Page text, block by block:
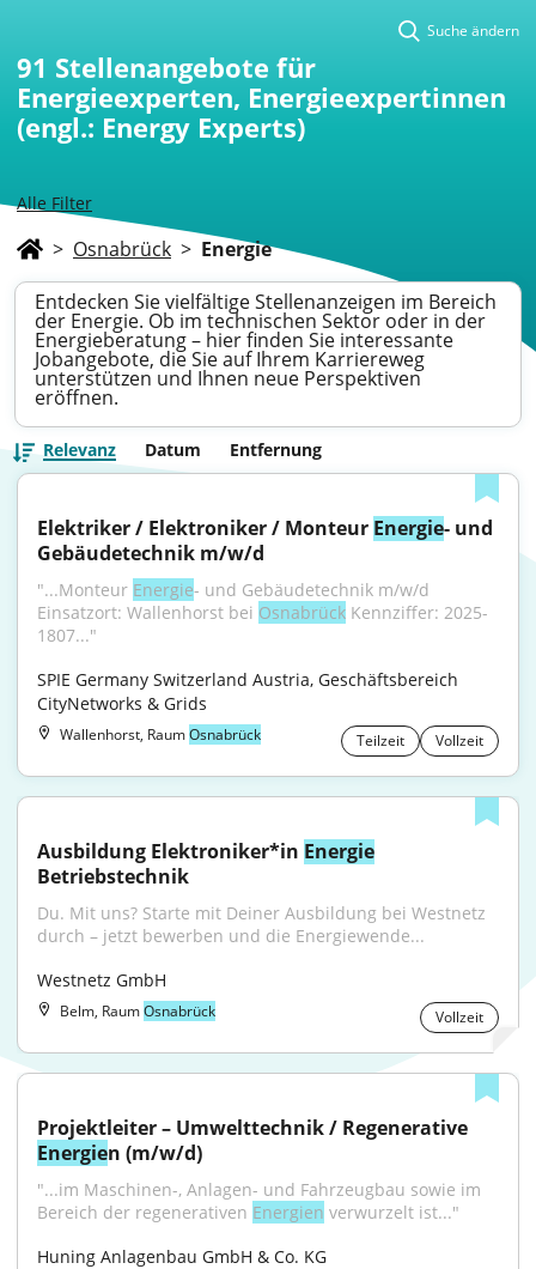
Alle Filter
Suche ändern
91 Stellenangebote für
Energieexperten, Energieexpertinnen
(engl.: Energy Experts)
> Osnabrück > Energie
Entdecken Sie vielfältige Stellenanzeigen im Bereich
der Energie. Ob im technischen Sektor oder in der
Energieberatung – hier finden Sie interessante
Jobangebote, die Sie auf Ihrem Karriereweg
unterstützen und Ihnen neue Perspektiven
eröffnen.
Relevanz Datum Entfernung
Elektriker / Elektroniker / Monteur Energie- und
Gebäudetechnik m/w/d
"...Monteur Energie- und Gebäudetechnik m/w/d
Einsatzort: Wallenhorst bei Osnabrück Kennziffer: 2025-
1807..."
SPIE Germany Switzerland Austria, Geschäftsbereich
CityNetworks & Grids
Wallenhorst, RaumOsnabrück Teilzeit Vollzeit
Ausbildung Elektroniker*in Energie
Betriebstechnik
Du. Mit uns? Starte mit Deiner Ausbildung bei Westnetz
durch – jetzt bewerben und die Energiewende...
Westnetz GmbH
Belm, RaumOsnabrück Vollzeit
Energien (m/w/d)
"...im Maschinen-, Anlagen- und Fahrzeugbau sowie im
Bereich der regenerativen Energien verwurzelt ist..."
Huning Anlagenbau GmbH & Co. KG